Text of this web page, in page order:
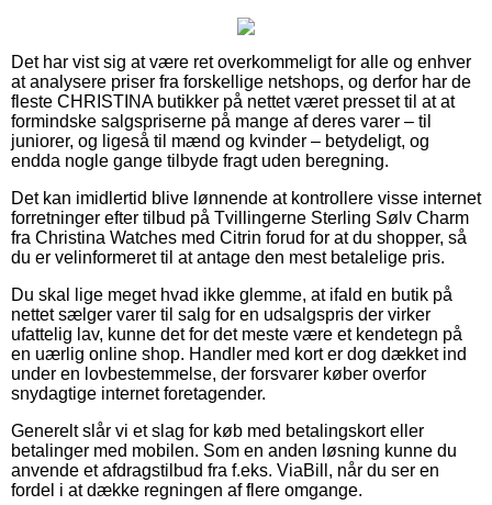
Det har vist sig at være ret overkommeligt for alle og enhver
at analysere priser fra forskellige netshops, og derfor har de
fleste CHRISTINA butikker på nettet været presset til at at
formindske salgspriserne på mange af deres varer – til
juniorer, og ligeså til mænd og kvinder – betydeligt, og
endda nogle gange tilbyde fragt uden beregning.
Det kan imidlertid blive lønnende at kontrollere visse internet
forretninger efter tilbud på Tvillingerne Sterling Sølv Charm
fra Christina Watches med Citrin forud for at du shopper, så
du er velinformeret til at antage den mest betalelige pris.
Du skal lige meget hvad ikke glemme, at ifald en butik på
nettet sælger varer til salg for en udsalgspris der virker
ufattelig lav, kunne det for det meste være et kendetegn på
en uærlig online shop. Handler med kort er dog dækket ind
under en lovbestemmelse, der forsvarer køber overfor
snydagtige internet foretagender.
Generelt slår vi et slag for køb med betalingskort eller
betalinger med mobilen. Som en anden løsning kunne du
anvende et afdragstilbud fra f.eks. ViaBill, når du ser en
fordel i at dække regningen af flere omgange.